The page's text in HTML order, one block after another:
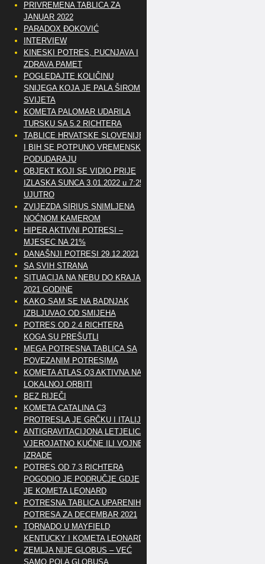
PRIVREMENA TABLICA ZA
JANUAR 2022
PARADOX ĐOKOVIĆ
INTERVIEW
KINESKI POTRES, PUCNJAVA I
ZDRAVA PAMET
POGLEDAJTE KOLIČINU
SNIJEGA KOJA JE PALA ŠIROM
SVIJETA
KOMETA PALOMAR UDARILA
TURSKU SA 5.2 RICHTERA
TABLICE HRVATSKE SLOVENIJE
I BIH SE POTPUNO VREMENSKI
PODUDARAJU
OBJEKT KOJI SE VIDIO PRIJE
IZLASKA SUNCA 3.01.2022 u 7:25
UJUTRO
ZVIJEZDA SIRIUS SNIMLJENA
NOĆNOM KAMEROM
HIPER AKTIVNI POTRESI –
MJESEC NA 21%
DANAŠNJI POTRESI 29.12.2021
SA SVIH STRANA
SITUACIJA NA NEBU DO KRAJA
2021 GODINE
KAKO SAM SE NA BADNJAK
IZBLJUVAO OD SMIJEHA
POTRES OD 2.4 RICHTERA
KOGA SU PREŠUTLI
MEGA POTRESNA TABLICA SA
POVEZANIM POTRESIMA
KOMETA ATLAS Q3 AKTIVNA NA
LOKALNOJ ORBITI
BEZ RIJEČI
KOMETA CATALINA C3
PROTRESLA JE GRČKU I ITALIJU
ANTIGRAVITACIJONA LETJELICA
VJEROJATNO KUĆNE ILI VOJNE
IZRADE
POTRES OD 7.3 RICHTERA
POGODIO JE PODRUČJE GDJE
JE KOMETA LEONARD
POTRESNA TABLICA UPARENIH
POTRESA ZA DECEMBAR 2021
TORNADO U MAYFIELD
KENTUCKY I KOMETA LEONARD
ZEMLJA NIJE GLOBUS – VEĆ
SAMO POLA GLOBUSA